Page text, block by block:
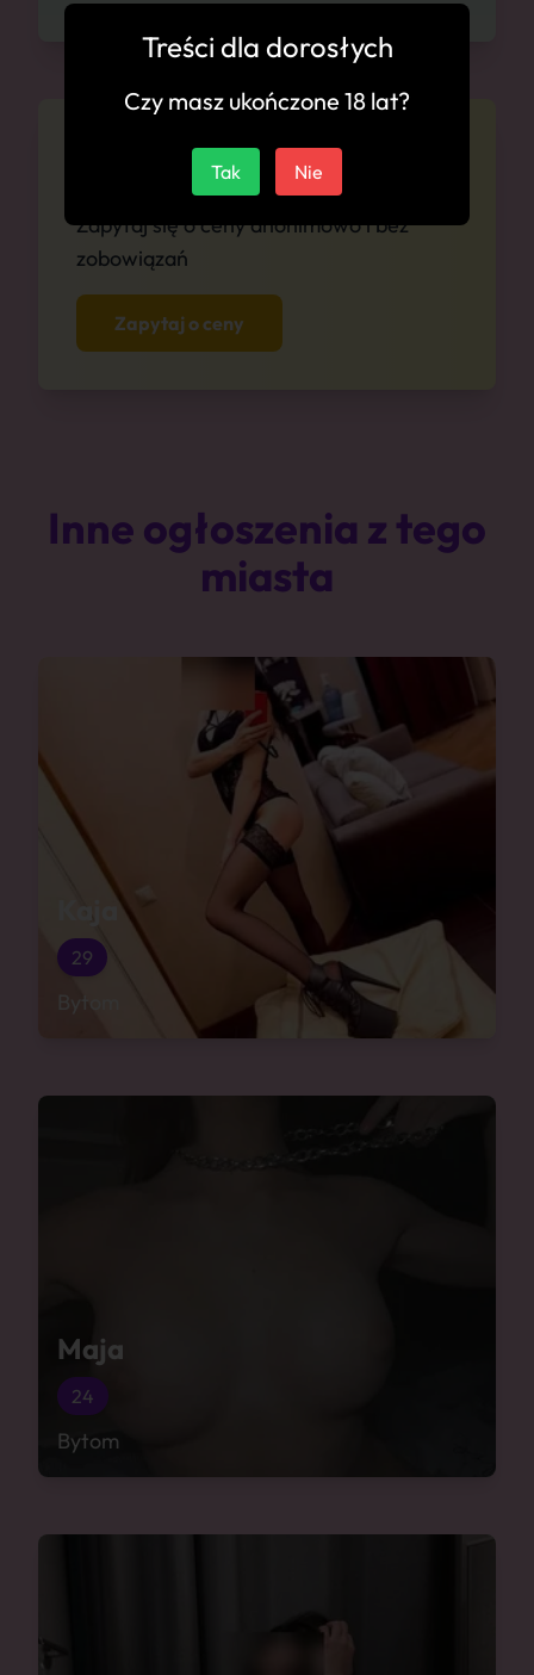
Zapytaj się o ceny anonimowo i bez
zobowiązań
Zapytaj o ceny
Inne ogłoszenia z tego
miasta
Kaja
29
Maja
24
Bytom
Treści dla dorosłych
Czy masz ukończone 18 lat?
Tak Nie